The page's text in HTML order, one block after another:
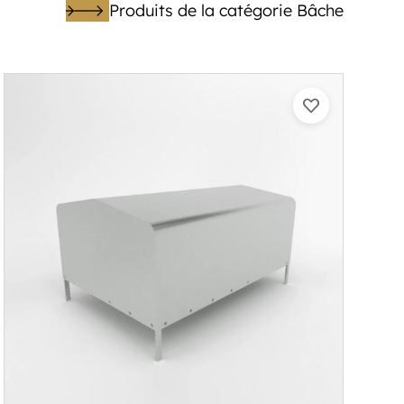
Produits de la catégorie Bâche